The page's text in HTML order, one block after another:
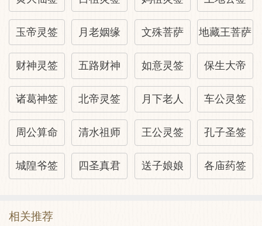
玉帝灵签 月老姻缘 文殊菩萨 地藏王菩萨
财神灵签 五路财神 如意灵签 保生大帝
诸葛神签 北帝灵签 月下老人 车公灵签
周公算命 清水祖师 王公灵签 孔子圣签
城隍爷签 四圣真君 送子娘娘 各庙药签
相关推荐